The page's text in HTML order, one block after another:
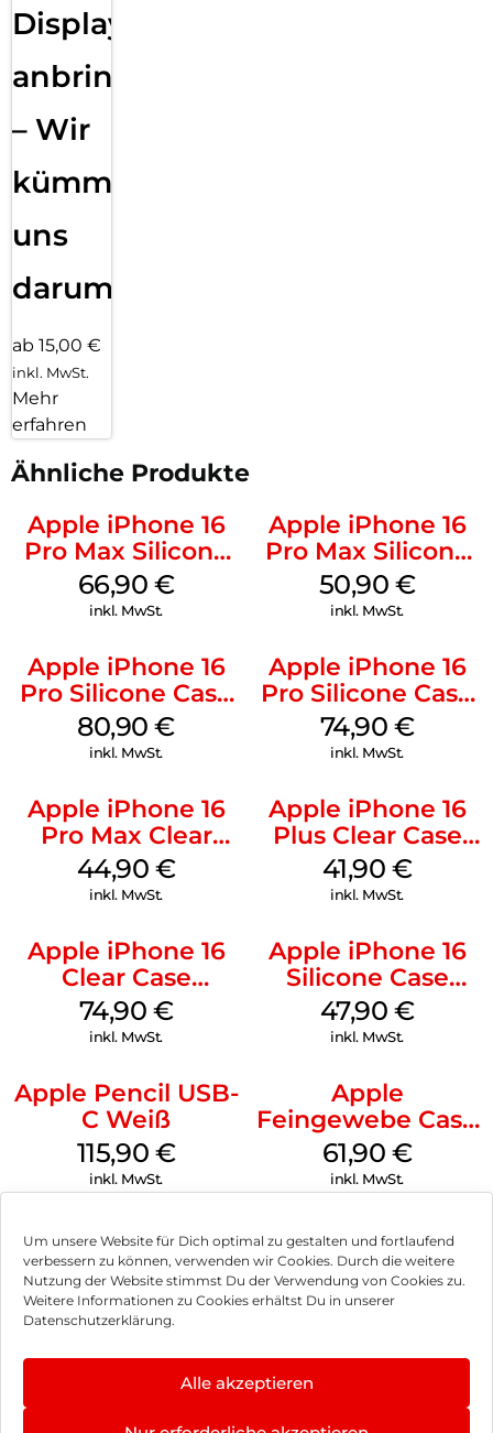
Um unsere Website für Dich optimal zu gestalten und fortlaufend
verbessern zu können, verwenden wir Cookies. Durch die weitere
Nutzung der Website stimmst Du der Verwendung von Cookies zu.
Weitere Informationen zu Cookies erhältst Du in unserer
Datenschutzerklärung.
Alle akzeptieren
Displayfolie
anbringen
– Wir
kümmern
uns
darum!
ab 15,00 €
inkl. MwSt.
Mehr
erfahren
Ähnliche Produkte
Apple iPhone 16
Pro Max Silicone
Case MagSafe
Black
66,90 €
inkl. MwSt.
Apple iPhone 16
Pro Max Silicone
Case MagSafe
Denim
50,90 €
inkl. MwSt.
Apple iPhone 16
Pro Silicone Case
MagSafe Stone
Gray
80,90€
inkl. MwSt.
Apple iPhone 16
Pro Silicone Case
MagSafe Black
74,90 €
inkl. MwSt.
Apple iPhone 16
Pro Max Clear
Case MagSafe
Transparent
44,90 €
inkl. MwSt.
Apple iPhone 16
Plus Clear Case
MagSafe
Transparent
41,90 €
inkl. MwSt.
Apple iPhone 16
Clear Case
MagSafe
Transparent
74,90 €
inkl. MwSt.
Apple iPhone 16
Silicone Case
MagSafe Fuchsia
47,90 €
inkl. MwSt.
Apple Pencil USB-
C Weiß
115,90 €
inkl. MwSt.
Apple
Feingewebe Case
iPhone 15 Pro
MagSafe Schwarz
61,90 €
inkl. MwSt.
Impressum